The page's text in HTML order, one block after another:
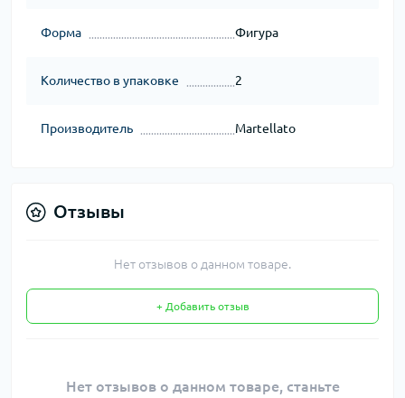
Форма Фигура
Количество в упаковке 2
Производитель Martellato
Отзывы
Нет отзывов о данном товаре.
+ Добавить отзыв
Нет отзывов о данном товаре, станьте